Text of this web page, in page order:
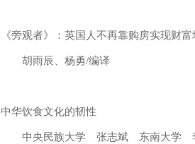
《旁观者》：英国人不再靠购房实现财富
胡雨辰、杨勇/编译
中华饮食文化的韧性
中央民族大学 张志斌 东南大学